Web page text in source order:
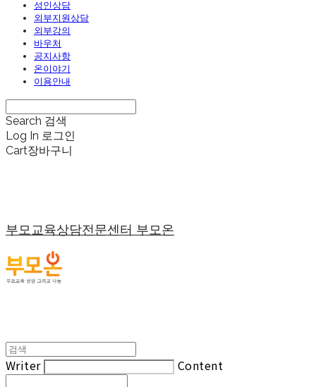
성인상담
외부지원상담
외부강의
바우처
공지사항
온이야기
이용안내
Search 검색
Log In 로그인
Cart장바구니
부모교육상담전문센터 부모온
Writer Content